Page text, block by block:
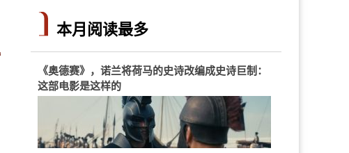
本月阅读最多
《奥德赛》，诺兰将荷马的史诗改编成史诗巨制：
这部电影是这样的